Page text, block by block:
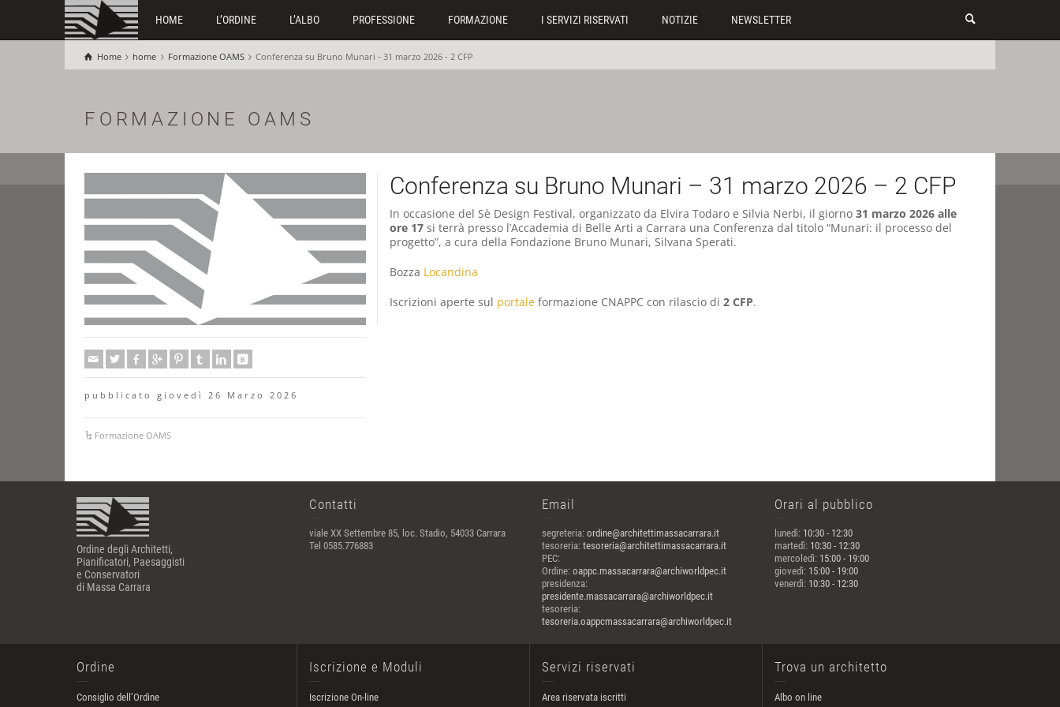
HOME L’ORDINE L’ALBO PROFESSIONE FORMAZIONE I SERVIZI RISERVATI NOTIZIE NEWSLETTER
Home home Formazione OAMS Conferenza su Bruno Munari - 31 marzo 2026 - 2 CFP
FORMAZIONE OAMS
pubblicato giovedì 26 Marzo 2026
Formazione OAMS
Conferenza su Bruno Munari – 31 marzo 2026 – 2 CFP
In occasione del Sè Design Festival, organizzato da Elvira Todaro e Silvia Nerbi, il giorno 31 marzo 2026 alle
ore 17si terrà presso l’Accademia di Belle Arti a Carrara una Conferenza dal titolo “Munari: il processo del
progetto”, a cura della Fondazione Bruno Munari, Silvana Sperati.
Bozza Locandina
Iscrizioni aperte sul portaleformazione CNAPPC con rilascio di 2 CFP.
Ordine degli Architetti,
Pianificatori, Paesaggisti
e Conservatori
di Massa Carrara
Contatti
viale XX Settembre 85, loc. Stadio, 54033 Carrara
Tel 0585.776883
Email
segreteria: ordine@architettimassacarrara.it
tesoreria: tesoreria@architettimassacarrara.it
PEC:
Ordine: oappc.massacarrara@archiworldpec.it
presidenza:
presidente.massacarrara@archiworldpec.it
tesoreria:
tesoreria.oappcmassacarrara@archiworldpec.it
Orari al pubblico
lunedì: 10:30 - 12:30
martedì: 10:30 - 12:30
mercoledì: 15:00 - 19:00
giovedì: 15:00 - 19:00
venerdì: 10:30 - 12:30
Ordine
Consiglio dell’Ordine
Iscrizione e Moduli
Iscrizione On-line
Servizi riservati
Area riservata iscritti
Trova un architetto
Albo on line